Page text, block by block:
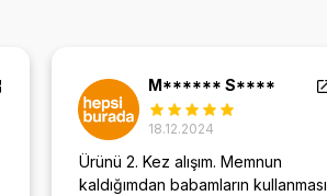
M****** S****
18.12.2024
Ürünü 2. Kez alışım. Memnun
kaldığımdan babamların kullanması